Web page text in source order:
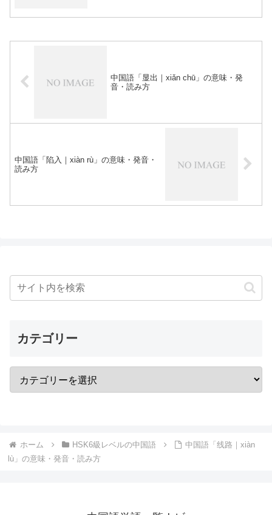
中国語「显出｜xiǎn chū」の意味・発
音・読み方
中国語「陷入｜xiàn rù」の意味・発音・
読み方
カテゴリー
ホーム HSK6級レベルの中国語
中国語「线路｜xiàn
lù」の意味・発音・読み方